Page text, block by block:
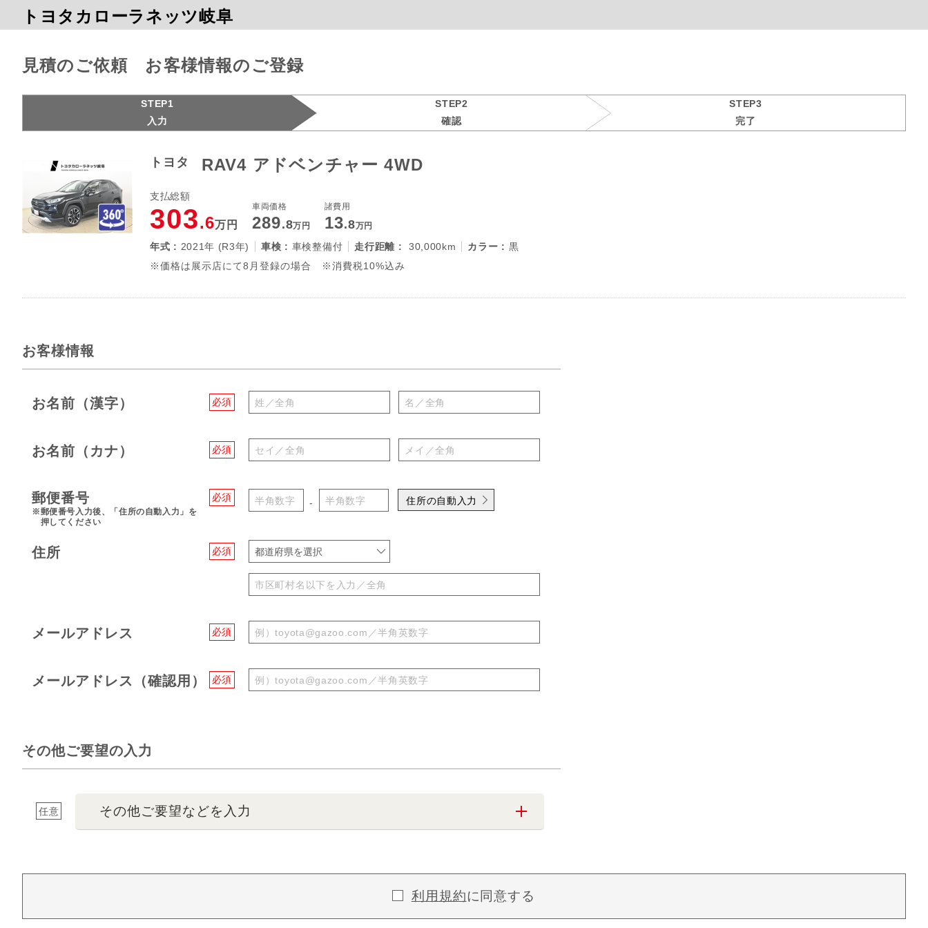
トヨタカローラネッツ岐阜
見積のご依頼 お客様情報のご登録
STEP1
入力
STEP2
確認
STEP3
完了
トヨタ RAV4 アドベンチャー 4WD
支払総額
303.6万円
車両価格
289.8万円
諸費用
13.8万円
年式 : 2021年 (R3年) 車検 : 車検整備付 走行距離 : 30,000km カラー : 黒
※価格は展示店にて8月登録の場合 ※消費税10%込み
お客様情報
必須
お名前（漢字）
必須
お名前（カナ）
必須
郵便番号
※郵便番号入力後、「住所の自動入力」を
押してください
- 住所の自動入力
必須
住所 都道府県を選択
必須
メールアドレス
必須
メールアドレス（確認用）
その他ご要望の入力
任意 その他ご要望などを入力
利用規約に同意する